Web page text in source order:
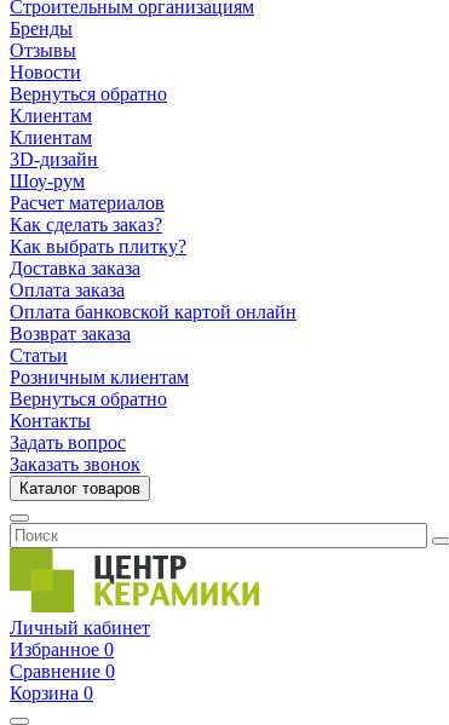
Строительным организациям
Бренды
Отзывы
Новости
Вернуться обратно
Клиентам
Клиентам
3D-дизайн
Шоу-рум
Расчет материалов
Как сделать заказ?
Как выбрать плитку?
Доставка заказа
Оплата заказа
Оплата банковской картой онлайн
Возврат заказа
Статьи
Розничным клиентам
Вернуться обратно
Контакты
Задать вопрос
Заказать звонок
Каталог товаров
Личный кабинет
Избранное 0
Сравнение 0
Корзина 0